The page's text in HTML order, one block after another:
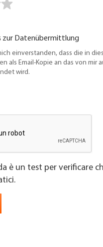
zur Datenübermittlung
einverstanden, dass die in
als Email-Kopie an das von mir
wird.
è un test per verificare